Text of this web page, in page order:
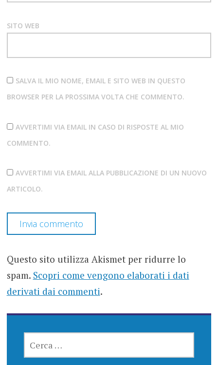
SITO WEB
SALVA IL MIO NOME, EMAIL E SITO WEB IN QUESTO
BROWSER PER LA PROSSIMA VOLTA CHE COMMENTO.
AVVERTIMI VIA EMAIL IN CASO DI RISPOSTE AL MIO
COMMENTO.
AVVERTIMI VIA EMAIL ALLA PUBBLICAZIONE DI UN NUOVO
ARTICOLO.
Questo sito utilizza Akismet per ridurre lo
spam. Scopri come vengono elaborati i dati
derivati dai commenti.
PER: